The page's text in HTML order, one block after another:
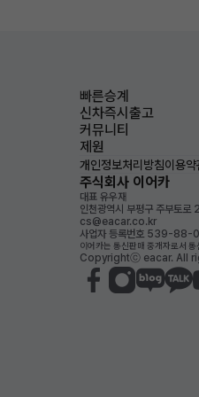
빠른승계
신차즉시출고
커뮤니티
제원
개인정보처리방침이용약
주식회사 이어카
대표 유우재
인천광역시 부평구 주부토
cs@eacar.co.kr
사업자 등록번호 539-
이어카는 통신판매 중개자로서
Copyrightⓒ eacar. All